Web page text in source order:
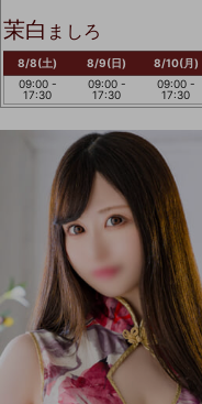
茉白 ましろ
8/8(土)
09:00 -
17:30
8/9(日)
09:00 -
17:30
8/10(月)
09:00 -
17:30